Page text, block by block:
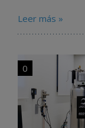
Leer más »
0